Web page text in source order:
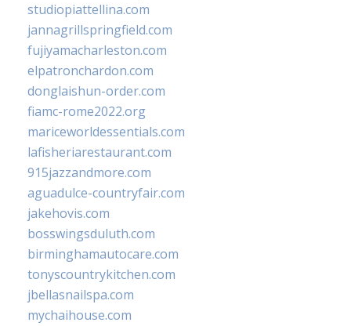
studiopiattellina.com
jannagrillspringfield.com
fujiyamacharleston.com
elpatronchardon.com
donglaishun-order.com
fiamc-rome2022.org
mariceworldessentials.com
lafisheriarestaurant.com
915jazzandmore.com
aguadulce-countryfair.com
jakehovis.com
bosswingsduluth.com
birminghamautocare.com
tonyscountrykitchen.com
jbellasnailspa.com
mychaihouse.com